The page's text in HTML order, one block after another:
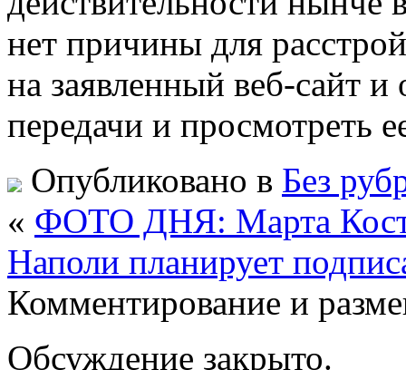
нет причины для
на заявленный веб-сайт
передачи и просмотреть
Опубликовано в Без
« ФОТО ДНЯ: Марта
Наполи планирует
Комментирование и
Обсуждение закрыто.